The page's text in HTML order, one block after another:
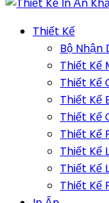
Thiết Kế
Bộ Nhận
Thiết Kế
Thiết Kế
Thiết Kế
Thiết Kế
Thiết Kế
Thiết Kế
Thiết Kế
Thiết Kế